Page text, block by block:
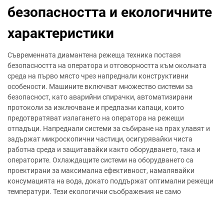
безопасността и екологичните
характеристики
Съвременната диамантена режеща техника поставя
безопасността на оператора и отговорността към околната
среда на първо място чрез напреднали конструктивни
особености. Машините включват множество системи за
безопасност, като аварийни спирачки, автоматизирани
протоколи за изключване и предпазни капаци, които
предотвратяват излагането на оператора на режещи
отпадъци. Напреднали системи за събиране на прах улавят и
задържат микроскопични частици, осигурявайки чиста
работна среда и защитавайки както оборудването, така и
операторите. Охлаждащите системи на оборудването са
проектирани за максимална ефективност, намалявайки
консумацията на вода, докато поддържат оптимални режещи
температури. Тези екологични съображения не само